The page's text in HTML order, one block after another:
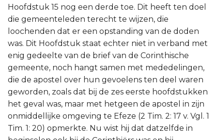
Prediker
Joël
Jona
Hábakuk
Hoofdstuk 15 nog een derde toe. Dit heeft ten doel
die gemeenteleden terecht te wijzen, die
loochenden dat er een opstanding van de doden
was. Dit Hoofdstuk staat echter niet in verband met
enig gedeelte van de brief van de Corinthische
gemeente, noch hangt samen met mededelingen,
die de apostel over hun gevoelens ten deel waren
geworden, zoals dat bij de zes eerste hoofdstukken
het geval was, maar met hetgeen de apostel in zijn
onmiddellijke omgeving te Efeze (2 Tim. 2: 17 v. Vgl. 1
Tim. 1: 20) opmerkte. Nu wist hij dat datzelfde in